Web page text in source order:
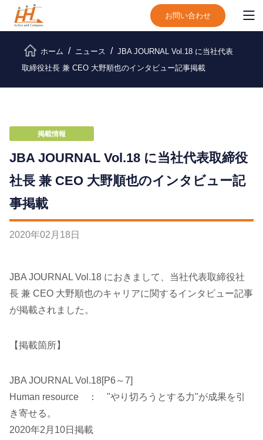
お問い合わせ
ホーム ニュース
JBA JOURNAL Vol.18 に当社代表
取締役社長 兼 CEO 大野順也のインタビュー記事掲載
掲載情報
JBA JOURNAL Vol.18 に当社代表取締役
社長 兼 CEO 大野順也のインタビュー記
事掲載
2020年02 月 18 日
JBA JOURNAL Vol.18 におきまして、当社代表取締役社
長 兼 CEO 大野順也のキャリアに関するインタビュー記事
が掲載されました。
【掲載箇所】
JBA JOURNAL Vol.18[P6～7]
Human resource ： "やり切ろうとする力"が成果を引
き寄せる。
2020年2月10日掲載